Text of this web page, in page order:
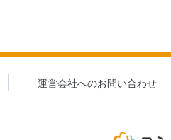
運営会社へのお問い合わせ